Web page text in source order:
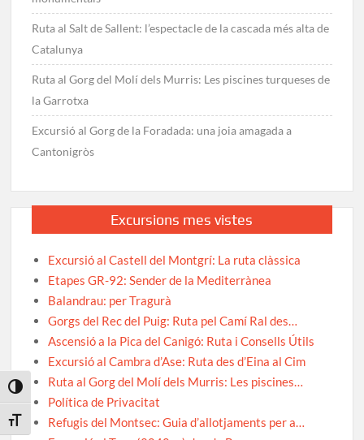
Toggle High Contrast
Toggle Font size
Ruta al Salt de Sallent: l’espectacle de la cascada més alta de
Catalunya
Ruta al Gorg del Molí dels Murris: Les piscines turqueses de
la Garrotxa
Excursió al Gorg de la Foradada: una joia amagada a
Cantonigròs
Excursions mes vistes
Excursió al Castell del Montgrí: La ruta clàssica
Etapes GR-92: Sender de la Mediterrànea
Balandrau: per Tragurà
Gorgs del Rec del Puig: Ruta pel Camí Ral des…
Ascensió a la Pica del Canigó: Ruta i Consells Útils
Excursió al Cambra d’Ase: Ruta des d’Eina al Cim
Ruta al Gorg del Molí dels Murris: Les piscines…
Política de Privacitat
Refugis del Montsec: Guia d’allotjaments per a…